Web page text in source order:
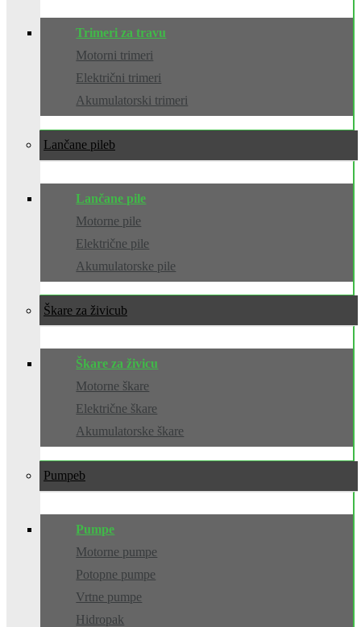
Trimeri za travu
Motorni trimeri
Električni trimeri
Akumulatorski trimeri
Lančane pile
Lančane pile
Motorne pile
Električne pile
Akumulatorske pile
Škare za živicu
Škare za živicu
Motorne škare
Električne škare
Akumulatorske škare
Pumpe
Pumpe
Motorne pumpe
Potopne pumpe
Vrtne pumpe
Hidropak